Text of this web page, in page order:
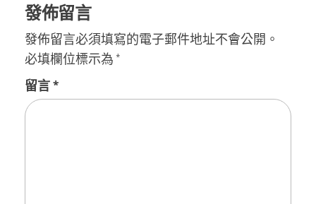
發佈留言
發佈留言必須填寫的電子郵件地址不會公開。
必填欄位標示為 *
留言*